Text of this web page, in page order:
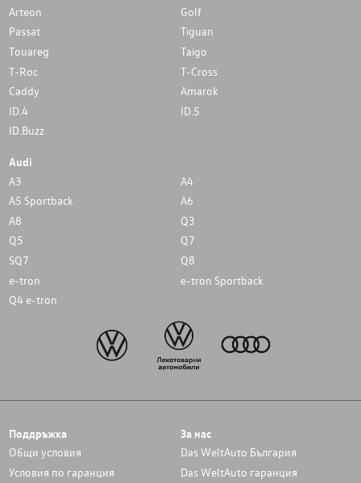
Arteon
Golf
Passat
Tiguan
Touareg
Taigo
T-Roc
T-Cross
Caddy
Amarok
ID.4
ID.5
ID.Buzz
Audi
A3
A4
A5 Sportback
A6
A8
Q3
Q5
Q7
SQ7
Q8
e-tron
e-tron Sportback
Q4 e-tron
Поддръжка
Общи условия
Условия по гаранция
За нас
Das WeltAuto България
Das WeltAuto гаранция